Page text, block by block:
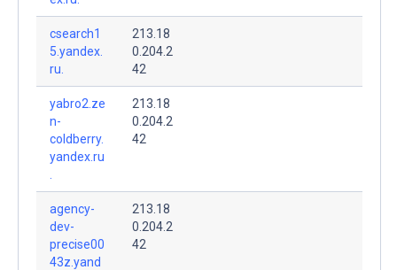
csearch1
5.yandex.
ru.
213.18
0.204.2
42
yabro2.ze
n-
coldberry.
yandex.ru
213.18
0.204.2
42
agency-
dev-
precise00
43z.yand
213.18
0.204.2
42